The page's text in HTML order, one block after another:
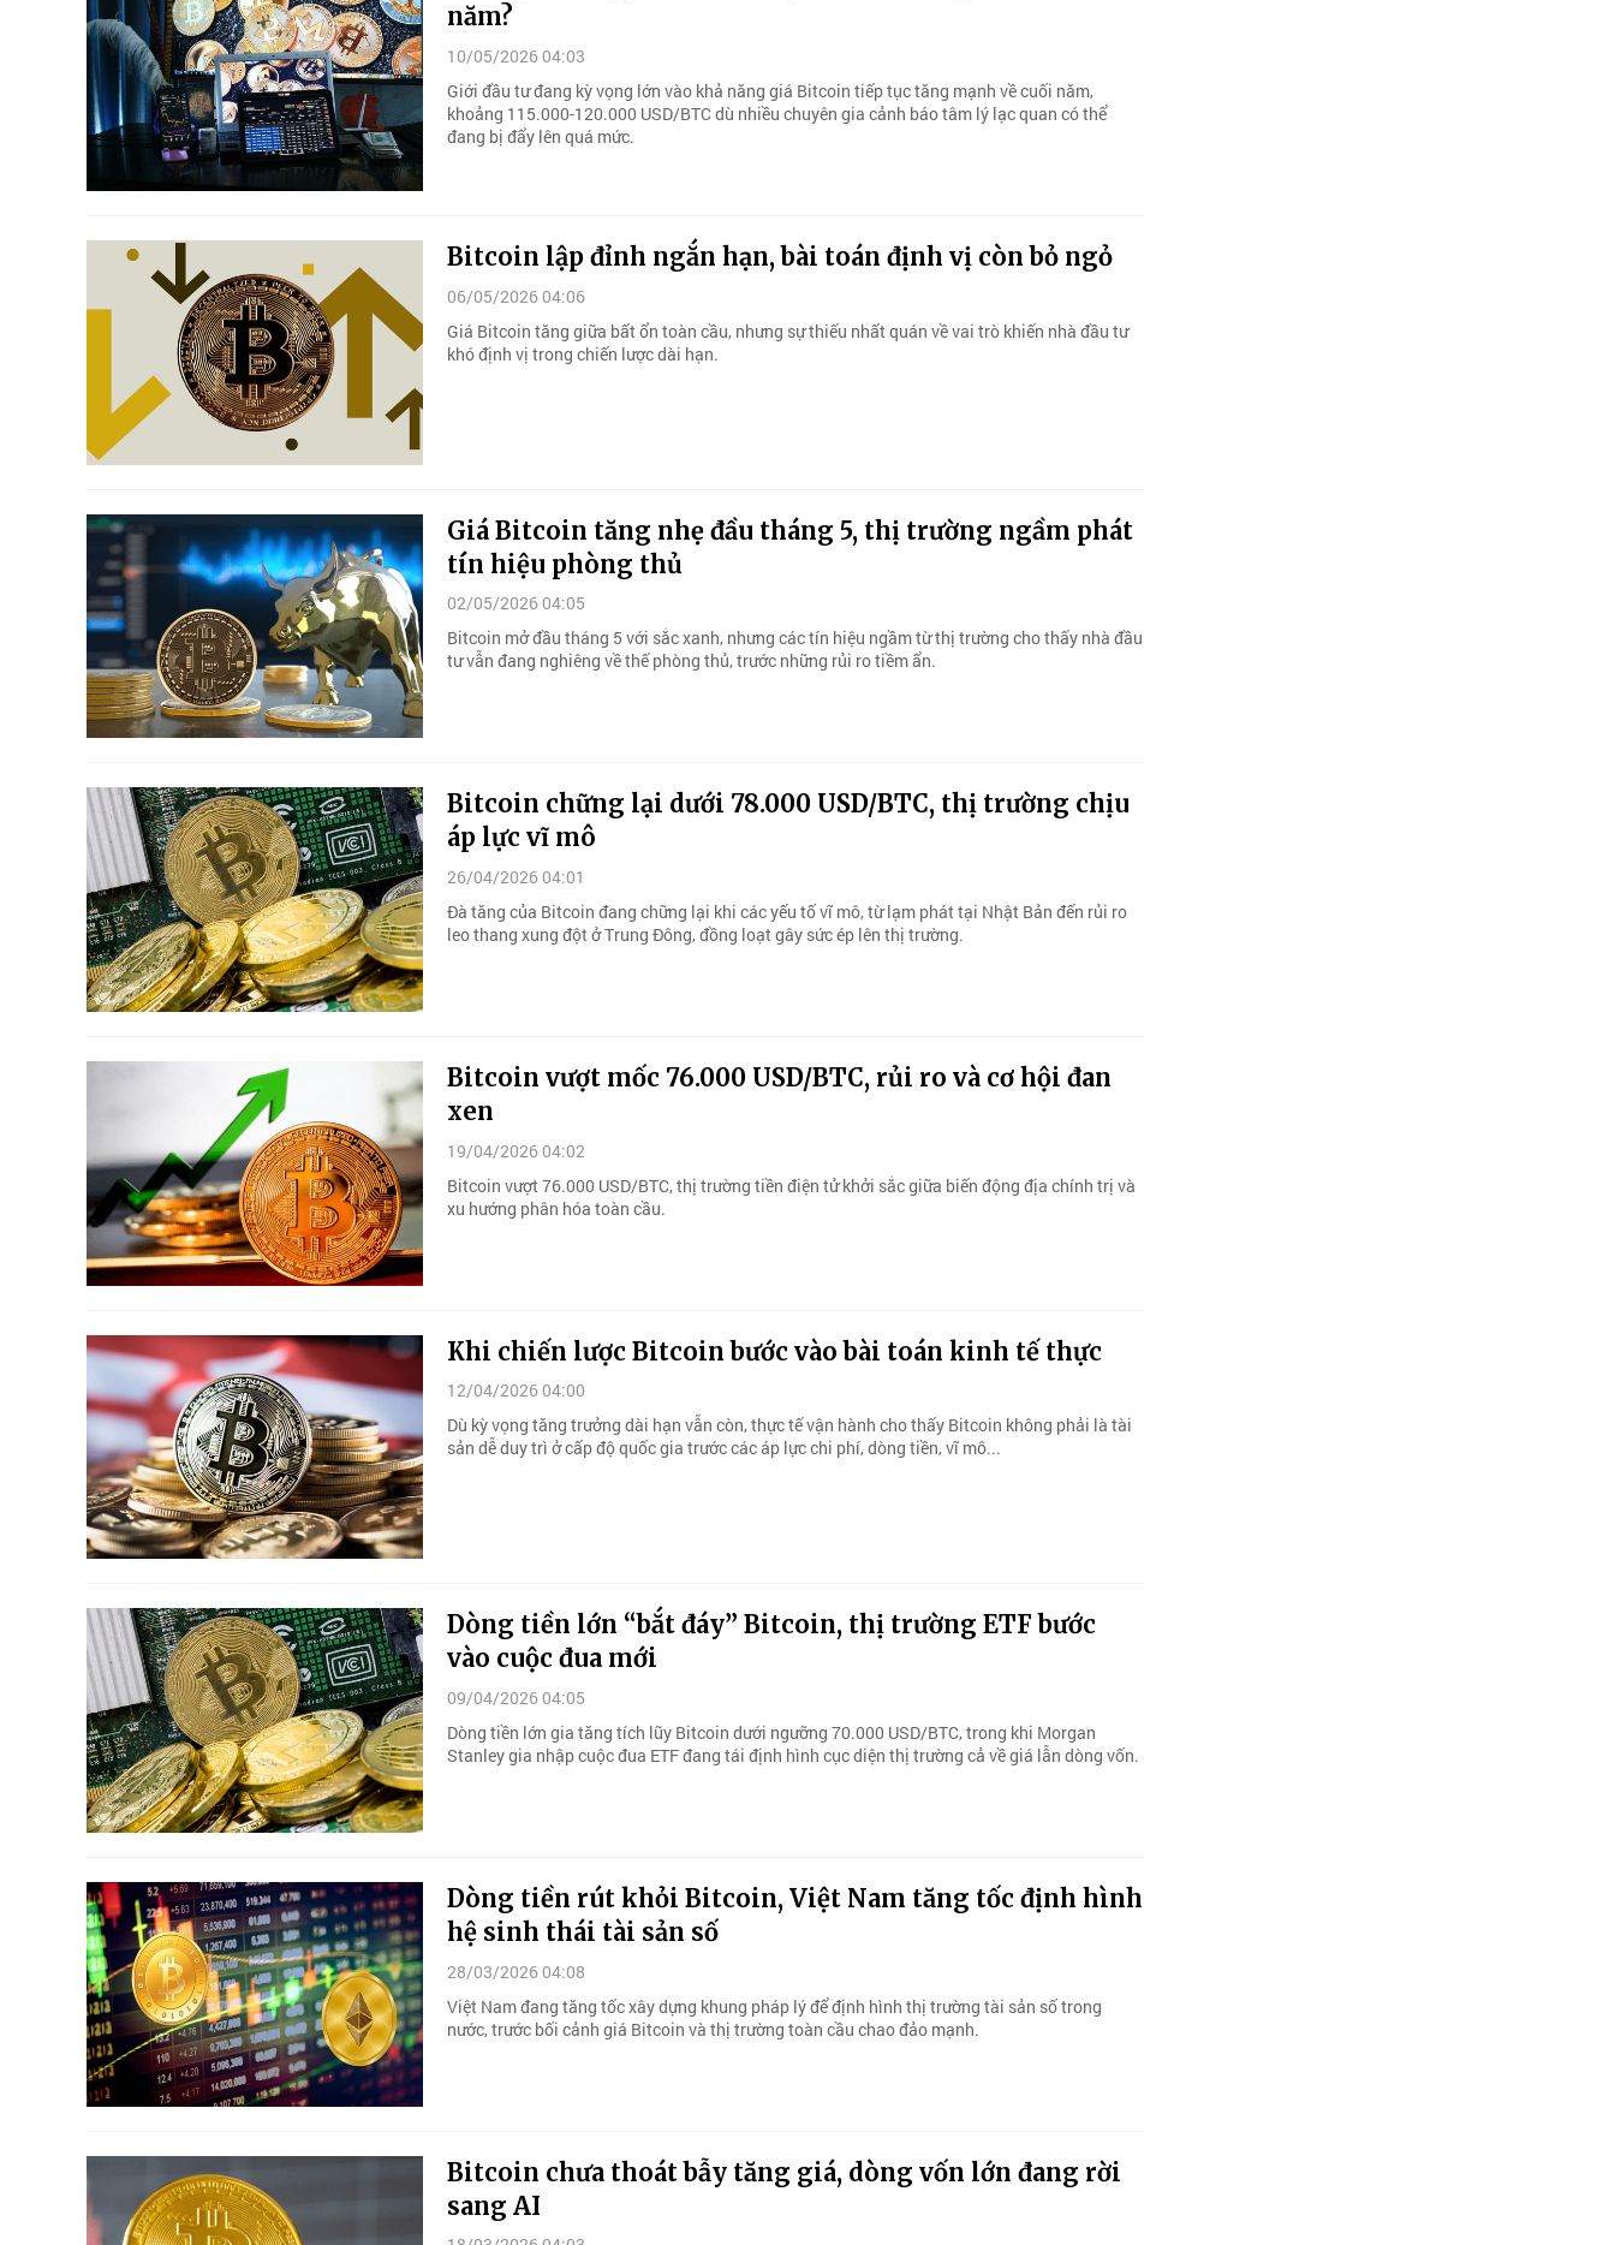
năm?
10/05/2026 04:03
Giới đầu tư đang kỳ vọng lớn vào khả năng giá Bitcoin tiếp tục tăng mạnh về cuối năm,
khoảng 115.000-120.000 USD/BTC dù nhiều chuyên gia cảnh báo tâm lý lạc quan có thể
đang bị đẩy lên quá mức.
Bitcoin lập đỉnh ngắn hạn, bài toán định vị còn bỏ ngỏ
06/05/2026 04:06
Giá Bitcoin tăng giữa bất ổn toàn cầu, nhưng sự thiếu nhất quán về vai trò khiến nhà đầu tư
khó định vị trong chiến lược dài hạn.
Giá Bitcoin tăng nhẹ đầu tháng 5, thị trường ngầm phát
tín hiệu phòng thủ
02/05/2026 04:05
Bitcoin mở đầu tháng 5 với sắc xanh, nhưng các tín hiệu ngầm từ thị trường cho thấy nhà đầu
tư vẫn đang nghiêng về thế phòng thủ, trước những rủi ro tiềm ẩn.
Bitcoin chững lại dưới 78.000 USD/BTC, thị trường chịu
áp lực vĩ mô
26/04/2026 04:01
Đà tăng của Bitcoin đang chững lại khi các yếu tố vĩ mô, từ lạm phát tại Nhật Bản đến rủi ro
leo thang xung đột ở Trung Đông, đồng loạt gây sức ép lên thị trường.
Bitcoin vượt mốc 76.000 USD/BTC, rủi ro và cơ hội đan
xen
19/04/2026 04:02
Bitcoin vượt 76.000 USD/BTC, thị trường tiền điện tử khởi sắc giữa biến động địa chính trị và
xu hướng phân hóa toàn cầu.
Khi chiến lược Bitcoin bước vào bài toán kinh tế thực
12/04/2026 04:00
Dù kỳ vọng tăng trưởng dài hạn vẫn còn, thực tế vận hành cho thấy Bitcoin không phải là tài
sản dễ duy trì ở cấp độ quốc gia trước các áp lực chi phí, dòng tiền, vĩ mô...
Dòng tiền lớn “bắt đáy” Bitcoin, thị trường ETF bước
vào cuộc đua mới
09/04/2026 04:05
Dòng tiền lớn gia tăng tích lũy Bitcoin dưới ngưỡng 70.000 USD/BTC, trong khi Morgan
Stanley gia nhập cuộc đua ETF đang tái định hình cục diện thị trường cả về giá lẫn dòng vốn.
Dòng tiền rút khỏi Bitcoin, Việt Nam tăng tốc định hình
hệ sinh thái tài sản số
28/03/2026 04:08
Việt Nam đang tăng tốc xây dựng khung pháp lý để định hình thị trường tài sản số trong
nước, trước bối cảnh giá Bitcoin và thị trường toàn cầu chao đảo mạnh.
Bitcoin chưa thoát bẫy tăng giá, dòng vốn lớn đang rời
sang AI